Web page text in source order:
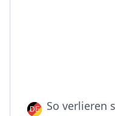
So verlieren